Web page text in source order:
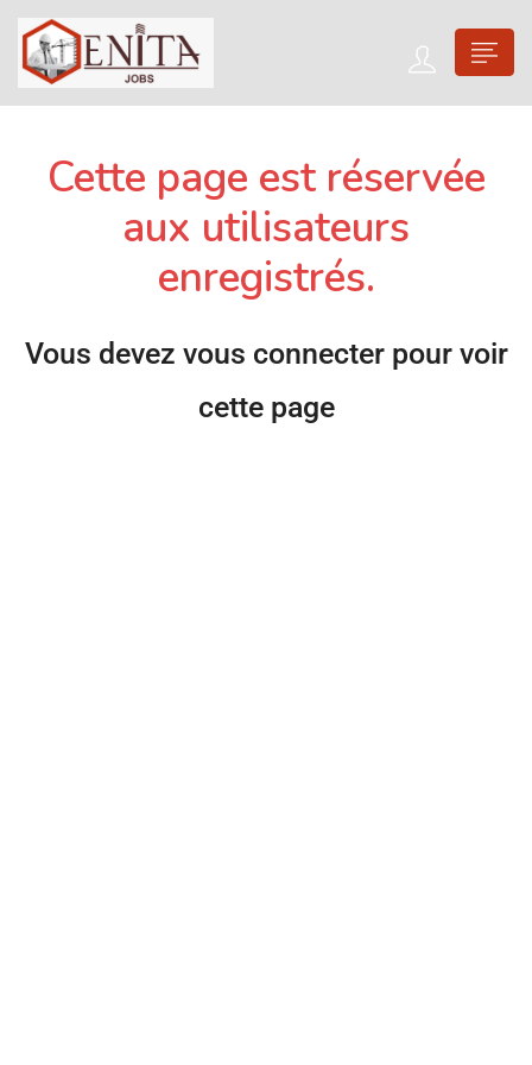
Cette page est réservée
aux utilisateurs
enregistrés.
Vous devez vous connecter pour voir
cette page